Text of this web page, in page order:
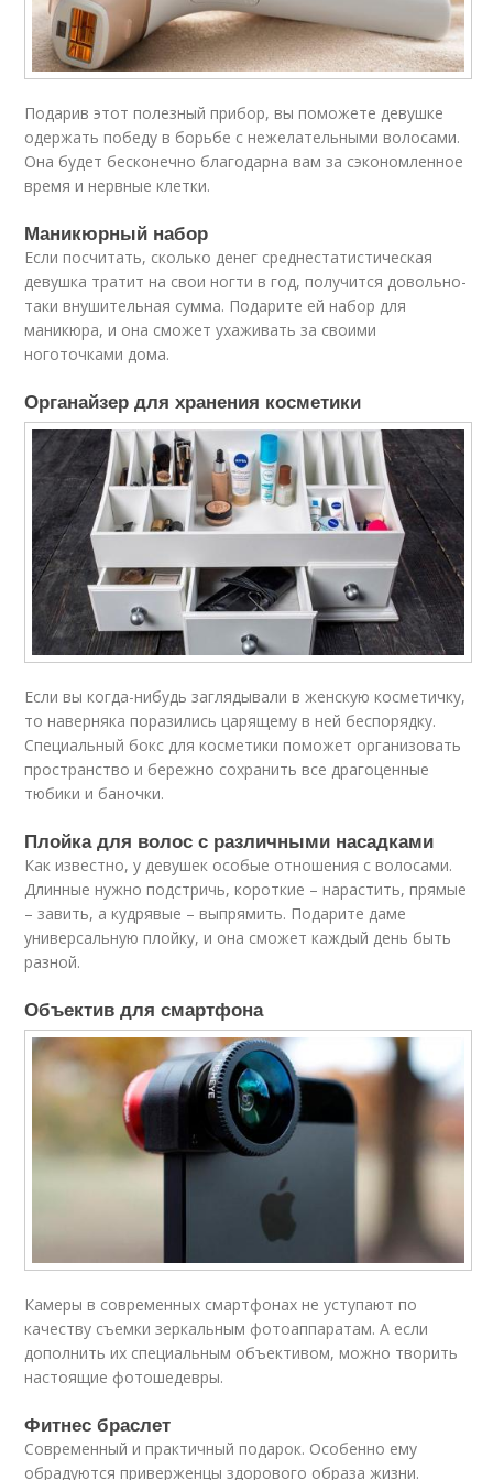
Подарив этот полезный прибор, вы поможете девушке
одержать победу в борьбе с нежелательными волосами.
Она будет бесконечно благодарна вам за сэкономленное
время и нервные клетки.
Маникюрный набор
Если посчитать, сколько денег среднестатистическая
девушка тратит на свои ногти в год, получится довольно-
таки внушительная сумма. Подарите ей набор для
маникюра, и она сможет ухаживать за своими
ноготочками дома.
Органайзер для хранения косметики
Если вы когда-нибудь заглядывали в женскую косметичку,
то наверняка поразились царящему в ней беспорядку.
Специальный бокс для косметики поможет организовать
пространство и бережно сохранить все драгоценные
тюбики и баночки.
Плойка для волос с различными насадками
Как известно, у девушек особые отношения с волосами.
Длинные нужно подстричь, короткие – нарастить, прямые
– завить, а кудрявые – выпрямить. Подарите даме
универсальную плойку, и она сможет каждый день быть
разной.
Объектив для смартфона
Камеры в современных смартфонах не уступают по
качеству съемки зеркальным фотоаппаратам. А если
дополнить их специальным объективом, можно творить
настоящие фотошедевры.
Фитнес браслет
Современный и практичный подарок. Особенно ему
обрадуются приверженцы здорового образа жизни.